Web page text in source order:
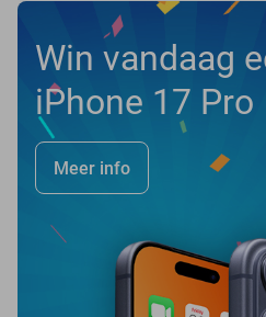
Win vandaag
iPhone 17 Pro
Meer info